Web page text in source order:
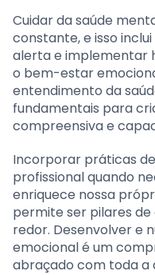
Cuidar da saúde
constante, e isso
alerta e implementar
o bem-estar
entendimento da
fundamentais para
compreensiva e
Incorporar práticas
profissional quando
enriquece nossa
permite ser pilares de
redor. Desenvolver e
emocional é um
abraçado com toda a